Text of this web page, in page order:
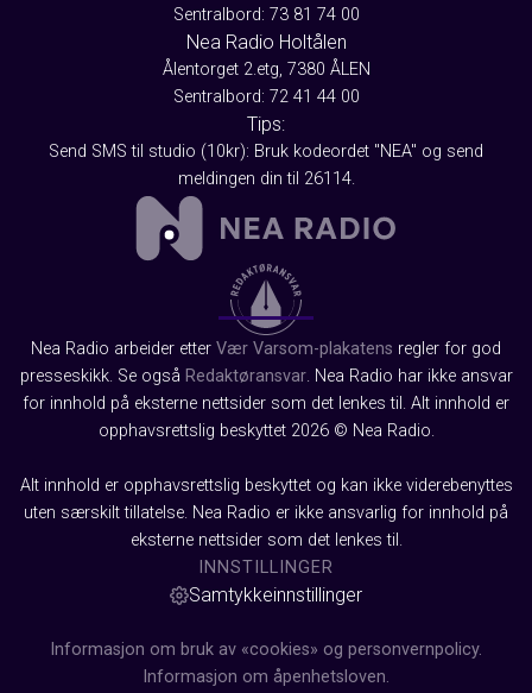
Sentralbord: 73 81 74 00
Nea Radio Holtålen
Ålentorget 2.etg, 7380 ÅLEN
Sentralbord: 72 41 44 00
Tips:
Send SMS til studio (10kr): Bruk kodeordet "NEA" og send
meldingen din til 26114.
Nea Radio arbeider etter Vær Varsom-plakatens regler for god
presseskikk. Se også Redaktøransvar. Nea Radio har ikke ansvar
for innhold på eksterne nettsider som det lenkes til. Alt innhold er
opphavsrettslig beskyttet 2026 © Nea Radio.
Alt innhold er opphavsrettslig beskyttet og kan ikke viderebenyttes
uten særskilt tillatelse. Nea Radio er ikke ansvarlig for innhold på
eksterne nettsider som det lenkes til.
INNSTILLINGER
Samtykkeinnstillinger
Informasjon om bruk av «cookies» og personvernpolicy.
Informasjon om åpenhetsloven.